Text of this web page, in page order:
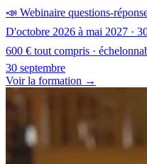
📣 Webinaire questions-
D'octobre 2026 à mai 2027 ·
600 € tout compris ·
30 septembre
Voir la formation →